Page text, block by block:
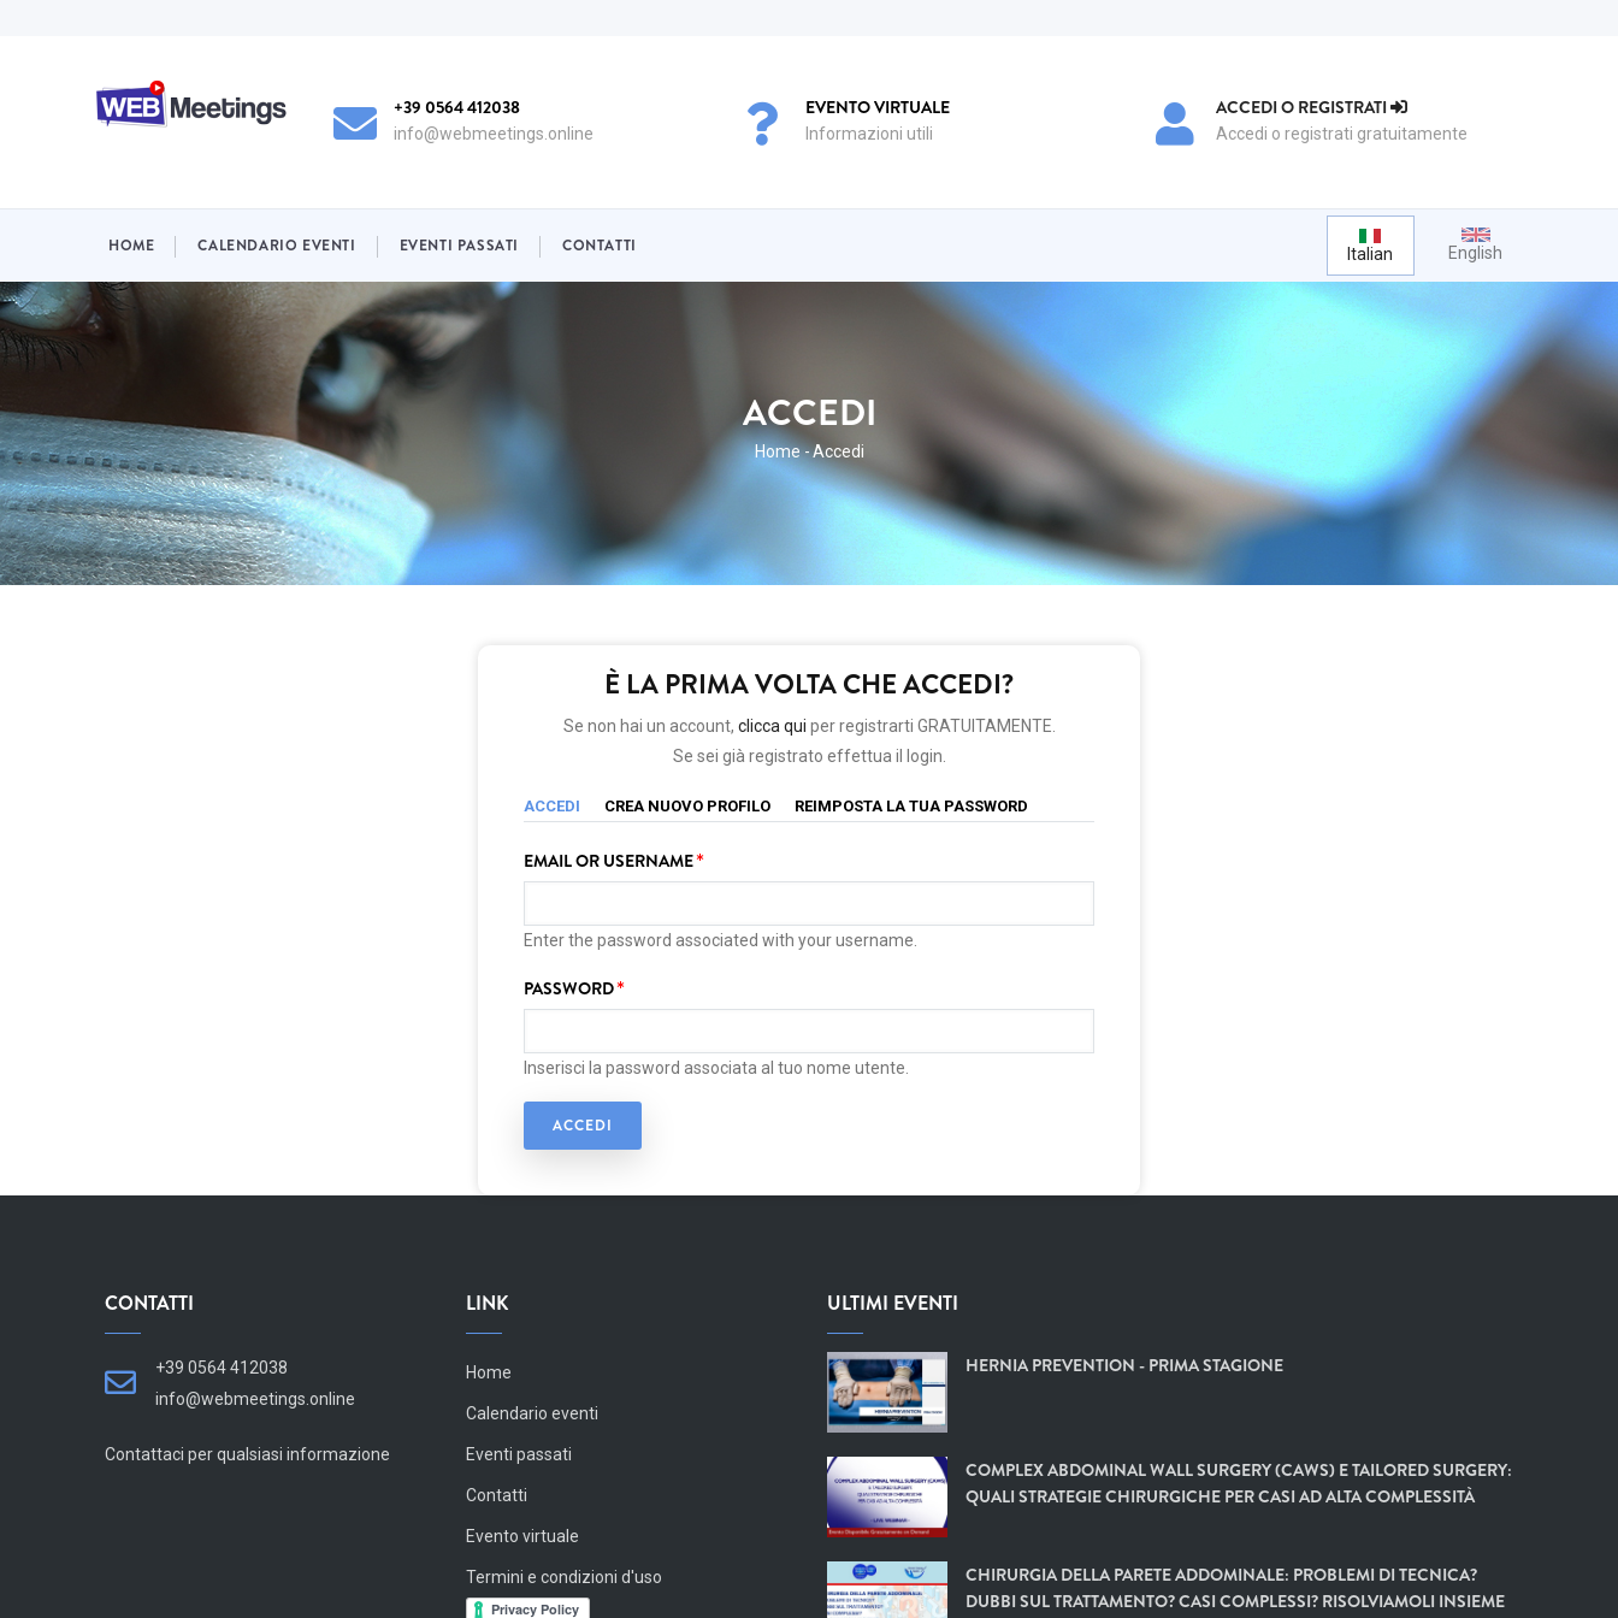
+39 0564 412038
info@webmeetings.online
EVENTO VIRTUALE
Informazioni utili
ACCEDI O REGISTRATI
Accedi o registrati gratuitamente
PRINCIPALE
HOME CALENDARIO EVENTI EVENTI PASSATI CONTATTI Italian English
ACCEDI
BRICIOLE
DI
Home-Accedi
È LA PRIMA VOLTA CHE ACCEDI?
Se non hai un account, clicca qui per registrarti GRATUITAMENTE.
Se sei già registrato effettua il login.
PRIMARY
TABS
ACCEDI (SCHEDA
CREA NUOVO PROFILO REIMPOSTA LA TUA PASSWORD
EMAIL OR USERNAME
Enter the password associated with your username.
PASSWORD
Inserisci la password associata al tuo nome utente.
CONTATTI
+39 0564 412038
info@webmeetings.online
Contattaci per qualsiasi informazione
LINK
Home
Calendario eventi
Eventi passati
Contatti
Evento virtuale
Termini e condizioni d'uso
ULTIMI EVENTI
HERNIA PREVENTION - PRIMA STAGIONE
COMPLEX ABDOMINAL WALL SURGERY (CAWS) E TAILORED SURGERY:
QUALI STRATEGIE CHIRURGICHE PER CASI AD ALTA COMPLESSITÀ
CHIRURGIA DELLA PARETE ADDOMINALE: PROBLEMI DI TECNICA?
DUBBI SUL TRATTAMENTO? CASI COMPLESSI? RISOLVIAMOLI INSIEME